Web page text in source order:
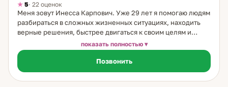
5· 22 оценок
Меня зовут Инесса Карпович. Уже 29 лет я помогаю людям
разбираться в сложных жизненных ситуациях, находить
верные решения, быстрее двигаться к своим целям и
раскрывать внутренние ресурсы. В моей практике
соединяются психология, Таро, руны, карты Мадам
Ленорман, нумерология, энергетические практики,
регрессивные сеансы, нейрографика, сказкотерапия и
медитации на тибетских поющих чашах. Мой дар
показать полностью
Позвонить